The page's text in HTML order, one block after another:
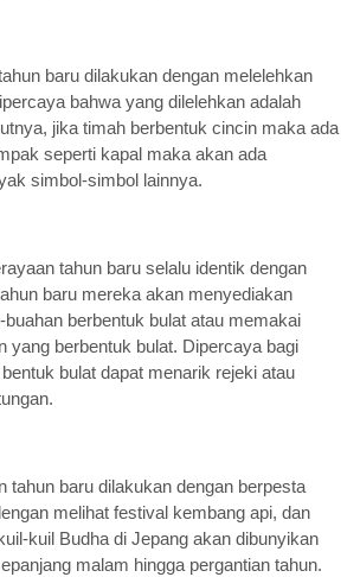
baru dilakukan dengan melelehkan
bahwa yang dilelehkan adalah
jika timah berbentuk cincin maka ada
seperti kapal maka akan ada
simbol-simbol lainnya.
tahun baru selalu identik dengan
baru mereka akan menyediakan
berbentuk bulat atau memakai
yang berbentuk bulat. Dipercaya bagi
bulat dapat menarik rejeki atau
tahun baru dilakukan dengan berpesta
melihat festival kembang api, dan
kuil Budha di Jepang akan dibunyikan
malam hingga pergantian tahun.